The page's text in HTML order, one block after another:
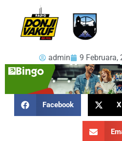
admin 9 Februara,
Facebook X